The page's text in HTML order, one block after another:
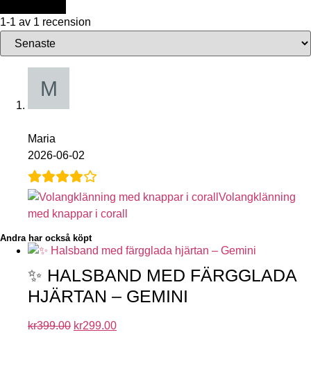
1-1 av 1 recension
Maria
2026-06-02
Volangklänning
med knappar i corall
Andra har också köpt
✨ HALSBAND MED FÄRGGLADA
HJÄRTAN – GEMINI
kr399.00 kr299.00